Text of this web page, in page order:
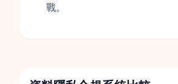
戰。